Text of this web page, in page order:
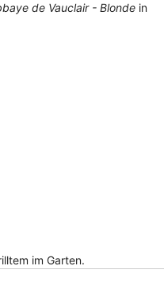
de Vauclair - Blondein
im Garten.